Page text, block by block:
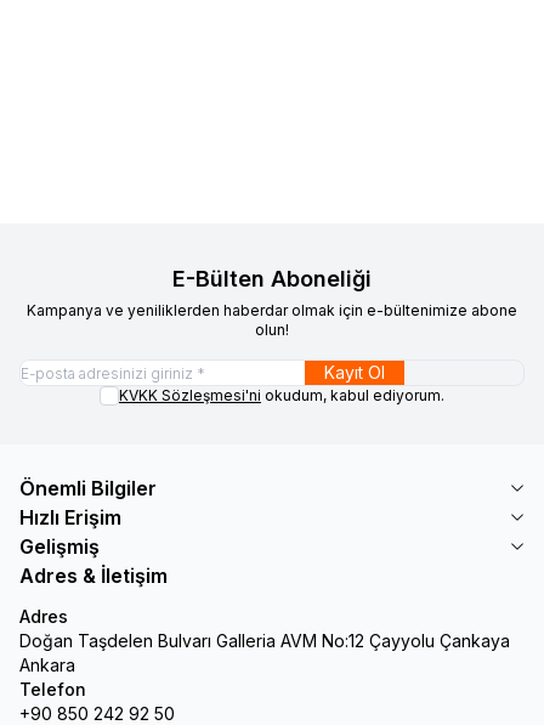
E-Bülten Aboneliği
Kampanya ve yeniliklerden haberdar olmak için e-bültenimize abone
olun!
Kayıt Ol
KVKK Sözleşmesi'ni okudum, kabul ediyorum.
Önemli Bilgiler
Hızlı Erişim
Gelişmiş
Adres & İletişim
Adres
Doğan Taşdelen Bulvarı Galleria AVM No:12 Çayyolu Çankaya
Ankara
Telefon
+90 850 242 92 50